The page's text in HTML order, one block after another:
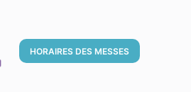
HORAIRES DES MESSES